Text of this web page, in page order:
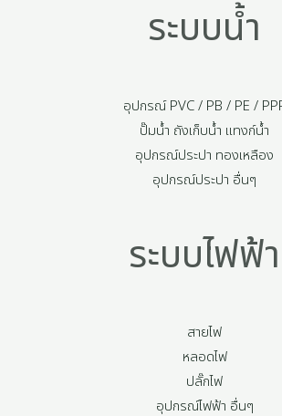
ระบบน้ำ
อุปกรณ์ PVC / PB / PE /
ปั๊มน้ำ ถังเก็บน้ำ แทงก์น้ำ
อุปกรณ์ประปา ทองเหลือง
อุปกรณ์ประปา อื่นๆ
ระบบไฟฟ้า
สายไฟ
หลอดไฟ
ปลั๊กไฟ
อุปกรณ์ไฟฟ้า อื่นๆ